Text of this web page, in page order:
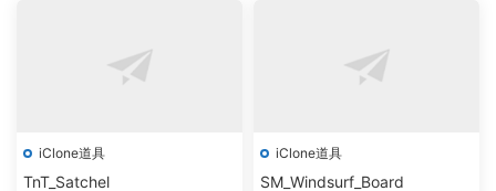
iClone道具
TnT_Satchel
iClone道具
SM_Windsurf_Board